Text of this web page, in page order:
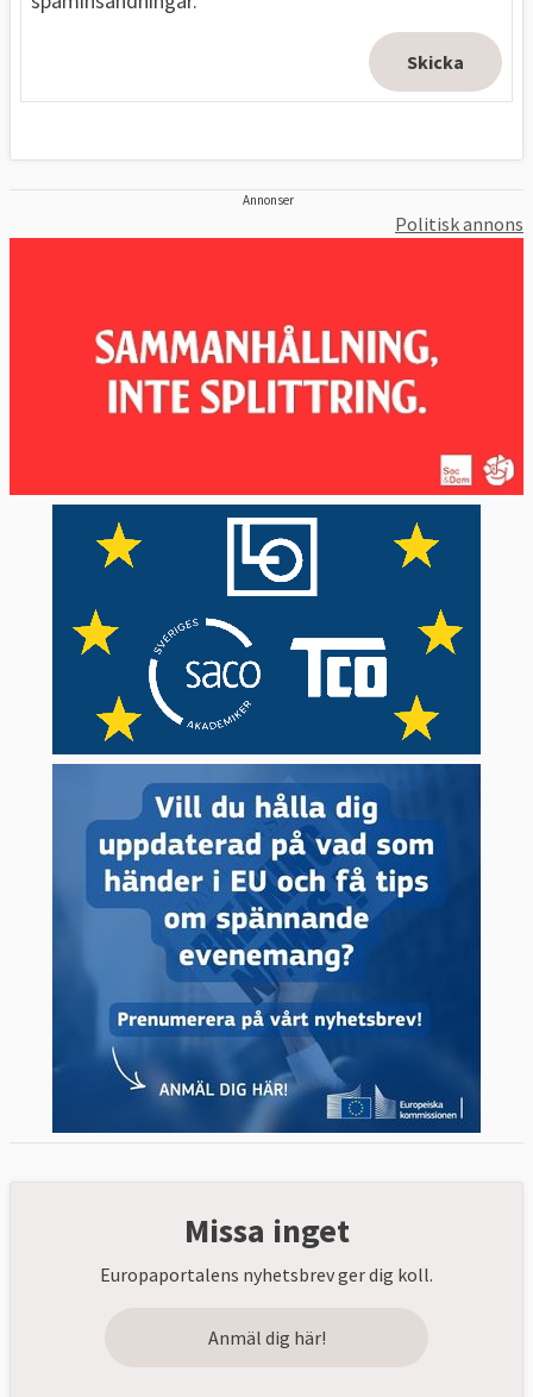
Annonser
Politisk annons
Missa inget
Europaportalens nyhetsbrev ger dig koll.
Anmäl dig här!